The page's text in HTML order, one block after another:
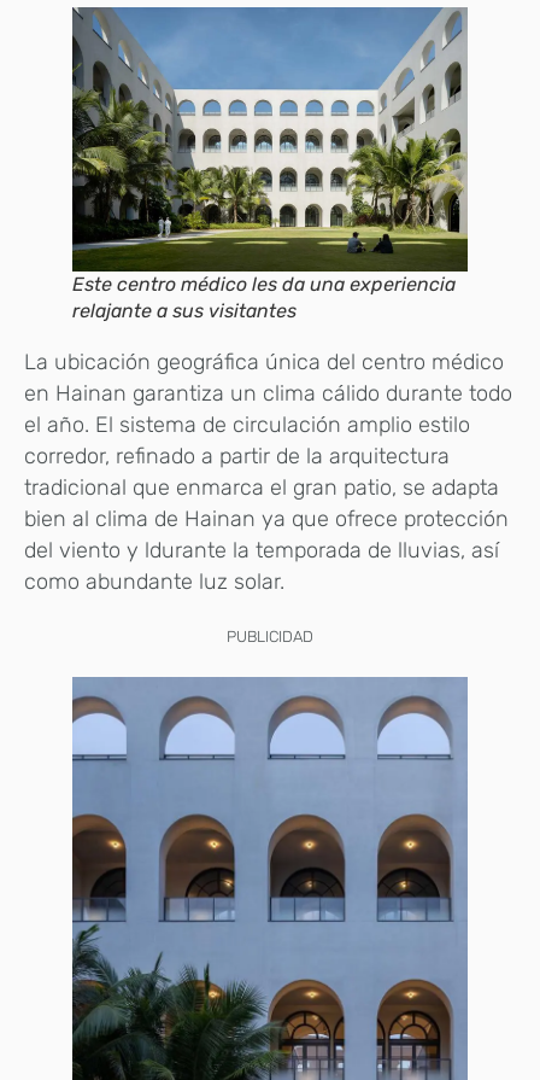
Este centro médico les da una experiencia
relajante a sus visitantes
La ubicación geográfica única del centro médico
en Hainan garantiza un clima cálido durante todo
el año. El sistema de circulación amplio estilo
corredor, refinado a partir de la arquitectura
tradicional que enmarca el gran patio, se adapta
bien al clima de Hainan ya que ofrece protección
del viento y ldurante la temporada de lluvias, así
como abundante luz solar.
PUBLICIDAD